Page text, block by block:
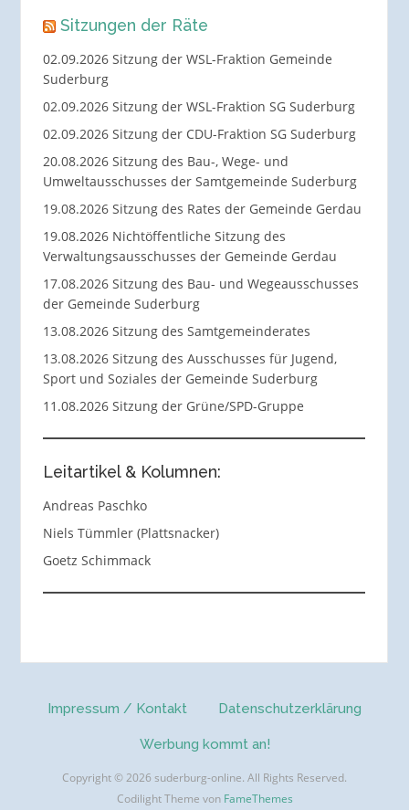
Sitzungen der Räte
02.09.2026 Sitzung der WSL-Fraktion Gemeinde
Suderburg
02.09.2026 Sitzung der WSL-Fraktion SG Suderburg
02.09.2026 Sitzung der CDU-Fraktion SG Suderburg
20.08.2026 Sitzung des Bau-, Wege- und
Umweltausschusses der Samtgemeinde Suderburg
19.08.2026 Sitzung des Rates der Gemeinde Gerdau
19.08.2026 Nichtöffentliche Sitzung des
Verwaltungsausschusses der Gemeinde Gerdau
17.08.2026 Sitzung des Bau- und Wegeausschusses
der Gemeinde Suderburg
13.08.2026 Sitzung des Samtgemeinderates
13.08.2026 Sitzung des Ausschusses für Jugend,
Sport und Soziales der Gemeinde Suderburg
11.08.2026 Sitzung der Grüne/SPD-Gruppe
Leitartikel & Kolumnen:
Andreas Paschko
Niels Tümmler (Plattsnacker)
Goetz Schimmack
Impressum / Kontakt Datenschutzerklärung
Werbung kommt an!
Copyright © 2026 suderburg-online. All Rights Reserved.
Codilight Theme von FameThemes